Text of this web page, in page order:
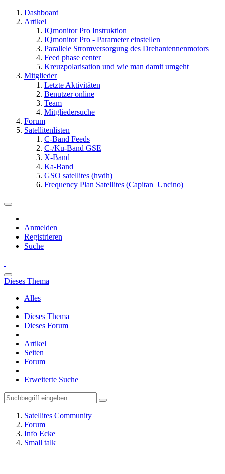
Dashboard
Artikel
IQmonitor Pro Instruktion
IQmonitor Pro - Parameter einstellen
Parallele Stromversorgung des Drehantennenmotors
Feed phase center
Kreuzpolarisation und wie man damit umgeht
Mitglieder
Letzte Aktivitäten
Benutzer online
Team
Mitgliedersuche
Forum
Satellitenlisten
C-Band Feeds
C-/Ku-Band GSE
X-Band
Ka-Band
GSO satellites (hvdh)
Frequency Plan Satellites (Capitan_Uncino)
Anmelden
Registrieren
Suche
Dieses Thema
Alles
Dieses Thema
Dieses Forum
Artikel
Seiten
Forum
Erweiterte Suche
Satellites Community
Forum
Info Ecke
Small talk